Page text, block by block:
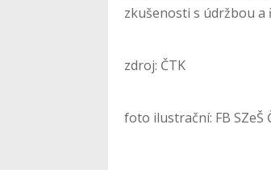
zkušenosti s údržbou
zdroj: ČTK
foto ilustrační: FB SZeŠ